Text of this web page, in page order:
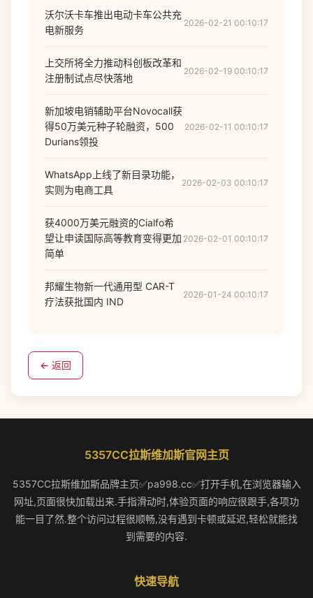
沃尔沃卡车推出电动卡车公共充
电新服务
2026-02-21 00:10:17
上交所将全力推动科创板改革和
注册制试点尽快落地
2026-02-19 00:10:17
新加坡电销辅助平台Novocall获
得50万美元种子轮融资，500
Durians领投
2026-02-11 00:10:17
WhatsApp上线了新目录功能，
实则为电商工具
2026-02-03 00:10:17
获4000万美元融资的Cialfo希
望让申读国际高等教育变得更加
简单
2026-02-01 00:10:17
邦耀生物新一代通用型 CAR-T
疗法获批国内 IND
2026-01-24 00:10:17
← 返回
5357CC拉斯维加斯官网主页
5357CC拉斯维加斯品牌主页✅pa998.cc✅打开手机,在浏览器输入
网址,页面很快加载出来.手指滑动时,体验页面的响应很跟手,各项功
能一目了然.整个访问过程很顺畅,没有遇到卡顿或延迟,轻松就能找
到需要的内容.
快速导航